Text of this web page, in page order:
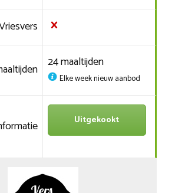
24 maaltijden
Elke week nieuw aanbod
Uitgekookt